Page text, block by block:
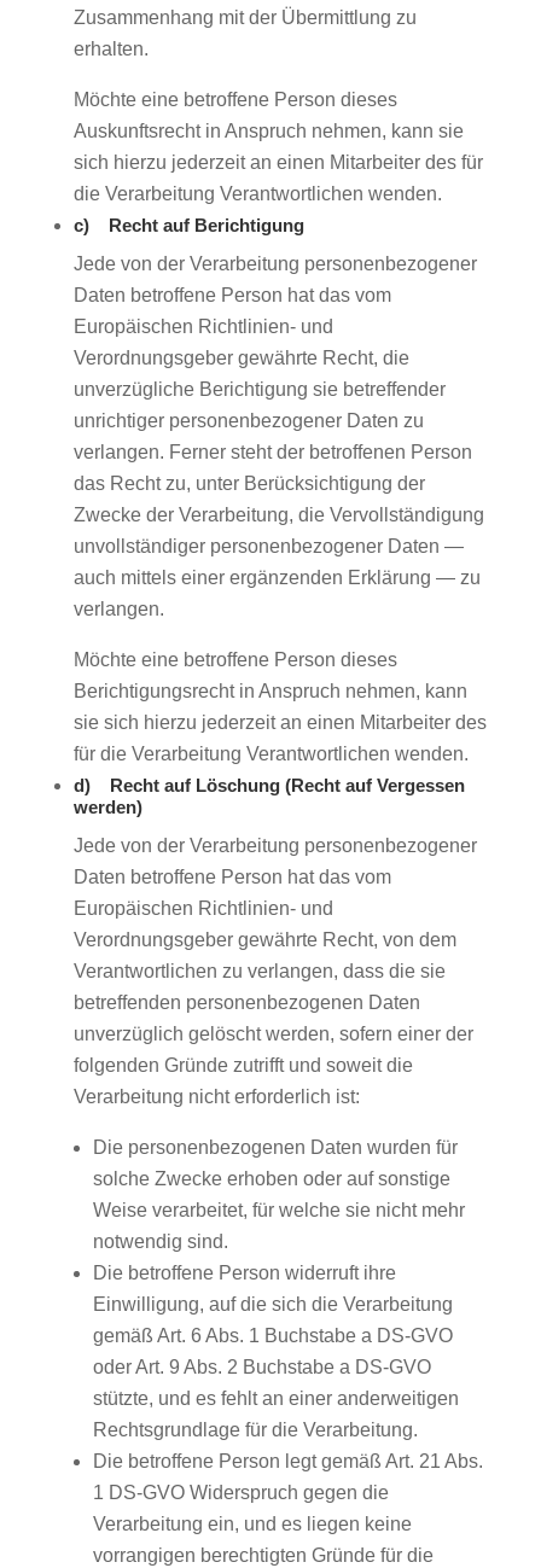
Zusammenhang mit der Übermittlung zu
erhalten.
Möchte eine betroffene Person dieses
Auskunftsrecht in Anspruch nehmen, kann sie
sich hierzu jederzeit an einen Mitarbeiter des für
die Verarbeitung Verantwortlichen wenden.
c) Recht auf Berichtigung
Jede von der Verarbeitung personenbezogener
Daten betroffene Person hat das vom
Europäischen Richtlinien- und
Verordnungsgeber gewährte Recht, die
unverzügliche Berichtigung sie betreffender
unrichtiger personenbezogener Daten zu
verlangen. Ferner steht der betroffenen Person
das Recht zu, unter Berücksichtigung der
Zwecke der Verarbeitung, die Vervollständigung
unvollständiger personenbezogener Daten —
auch mittels einer ergänzenden Erklärung — zu
verlangen.
Möchte eine betroffene Person dieses
Berichtigungsrecht in Anspruch nehmen, kann
sie sich hierzu jederzeit an einen Mitarbeiter des
für die Verarbeitung Verantwortlichen wenden.
d) Recht auf Löschung (Recht auf Vergessen
werden)
Jede von der Verarbeitung personenbezogener
Daten betroffene Person hat das vom
Europäischen Richtlinien- und
Verordnungsgeber gewährte Recht, von dem
Verantwortlichen zu verlangen, dass die sie
betreffenden personenbezogenen Daten
unverzüglich gelöscht werden, sofern einer der
folgenden Gründe zutrifft und soweit die
Verarbeitung nicht erforderlich ist:
Die personenbezogenen Daten wurden für
solche Zwecke erhoben oder auf sonstige
Weise verarbeitet, für welche sie nicht mehr
notwendig sind.
Die betroffene Person widerruft ihre
Einwilligung, auf die sich die Verarbeitung
gemäß Art. 6 Abs. 1 Buchstabe a DS-GVO
oder Art. 9 Abs. 2 Buchstabe a DS-GVO
stützte, und es fehlt an einer anderweitigen
Rechtsgrundlage für die Verarbeitung.
Die betroffene Person legt gemäß Art. 21 Abs.
1 DS-GVO Widerspruch gegen die
Verarbeitung ein, und es liegen keine
vorrangigen berechtigten Gründe für die